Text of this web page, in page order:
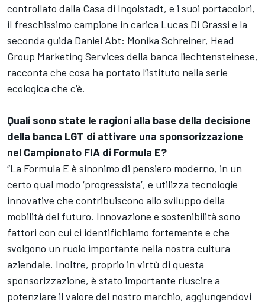
controllato dalla Casa di Ingolstadt, e i suoi portacolori,
il freschissimo campione in carica Lucas Di Grassi e la
seconda guida Daniel Abt: Monika Schreiner, Head
Group Marketing Services della banca liechtensteinese,
racconta che cosa ha portato l’istituto nella serie
ecologica che c’è.
Quali sono state le ragioni alla base della decisione
della banca LGT di attivare una sponsorizzazione
nel Campionato FIA di Formula E?
“La Formula E è sinonimo di pensiero moderno, in un
certo qual modo ‘progressista’, e utilizza tecnologie
innovative che contribuiscono allo sviluppo della
mobilità del futuro. Innovazione e sostenibilità sono
fattori con cui ci identifichiamo fortemente e che
svolgono un ruolo importante nella nostra cultura
aziendale. Inoltre, proprio in virtù di questa
sponsorizzazione, è stato importante riuscire a
potenziare il valore del nostro marchio, aggiungendovi